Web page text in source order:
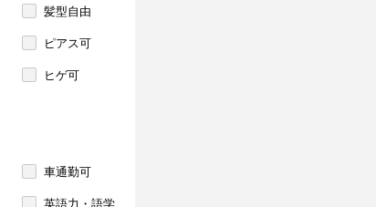
髪型自由
ピアス可
ヒゲ可
車通勤可
英語力・語学